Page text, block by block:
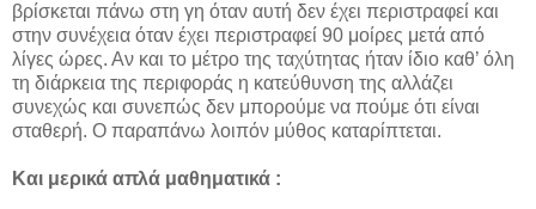
βρίσκεται πάνω στη γη όταν αυτή δεν έχει περιστραφεί και
στην συνέχεια όταν έχει περιστραφεί 90 μοίρες μετά από
λίγες ώρες. Αν και το μέτρο της ταχύτητας ήταν ίδιο καθ’ όλη
τη διάρκεια της περιφοράς η κατεύθυνση της αλλάζει
συνεχώς και συνεπώς δεν μπορούμε να πούμε ότι είναι
σταθερή. Ο παραπάνω λοιπόν μύθος καταρίπτεται.
Και μερικά απλά μαθηματικά :